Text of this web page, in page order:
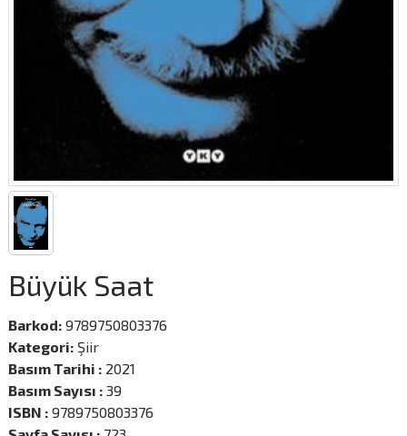
Büyük Saat
Barkod:9789750803376
Kategori: Şiir
Basım Tarihi :2021
Basım Sayısı :39
ISBN :9789750803376